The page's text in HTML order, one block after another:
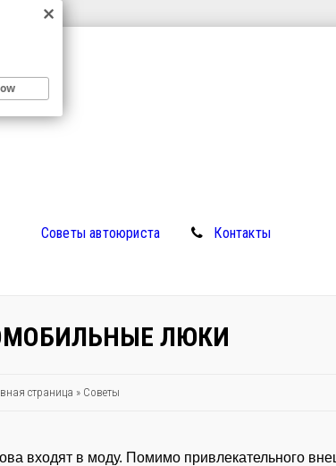
Советы автоюриста Контакты
ЛЮКИ
страница » Советы
входят в моду. Помимо привлекательного